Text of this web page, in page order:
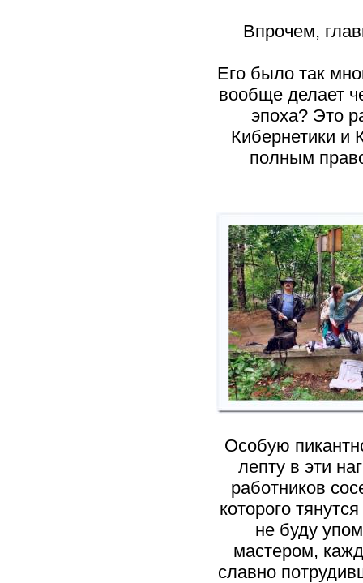
Впрочем,
Его было так
вообще делает
эпоха? Это
Кибернетики
полным
Особую
лепту в эти
работников
которого
не буду
мастером,
славно